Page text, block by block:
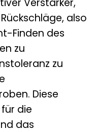
also
Finden des
zu
zu
Diese
die
das